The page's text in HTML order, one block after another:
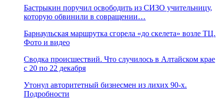
Бастрыкин поручил освободить из СИЗО учительницу,
которую обвинили в совращении…
Барнаульская маршрутка сгорела «до скелета» возле ТЦ.
Фото и видео
Сводка происшествий. Что случилось в Алтайском крае
с 20 по 22 декабря
Утонул авторитетный бизнесмен из лихих 90-х.
Подробности